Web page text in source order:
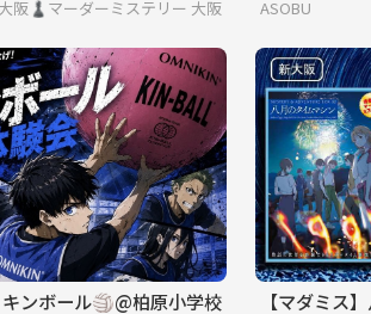
の広場
阪♟️マーダーミステリー/ボードゲーム/友達作り
大阪
ASOBU
ンボール🏐@柏原小学校
【マダミス